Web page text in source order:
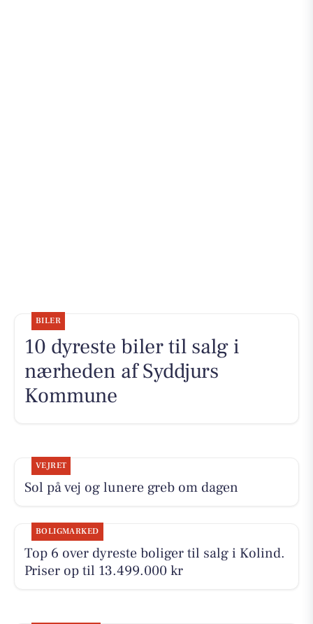
BILER
10 dyreste biler til salg i
nærheden af Syddjurs
Kommune
VEJRET
Sol på vej og lunere greb om dagen
BOLIGMARKED
Top 6 over dyreste boliger til salg i Kolind.
Priser op til 13.499.000 kr